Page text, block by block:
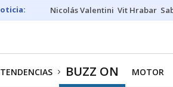
Nicolás Valentini Vit Hrabar
TENDENCIAS BUZZ ON MOTOR